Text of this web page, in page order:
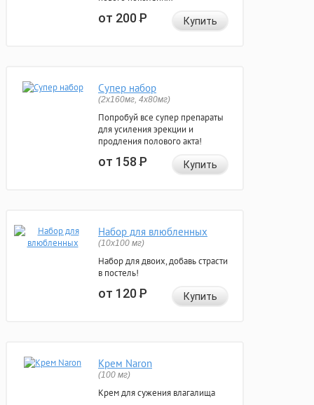
от 200Р Купить
Супер набор
(2х160мг, 4х80мг)
Попробуй все супер препараты
для усиления эрекции и
продления полового акта!
от 158Р Купить
Набор для влюбленных
(10х100 мг)
Набор для двоих, добавь страсти
в постель!
от 120Р Купить
Крем Naron
(100 мг)
Крем для сужения влагалища